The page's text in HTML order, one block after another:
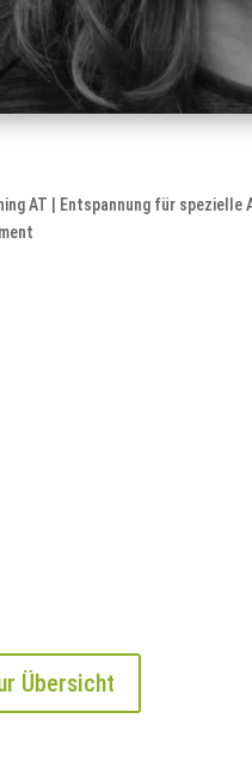
AT | Entspannung für
Übersicht